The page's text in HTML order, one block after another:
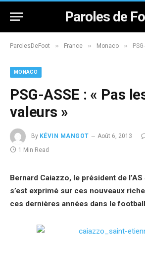
Paroles de
ParolesDeFoot » France » Monaco » PSG-
MONACO
PSG-ASSE : « Pas
valeurs »
By KÉVIN MANGOT Août 6, 2013
1 Min Read
Bernard Caiazzo, le président de
s’est exprimé sur ces nouveaux
ces dernières années dans le